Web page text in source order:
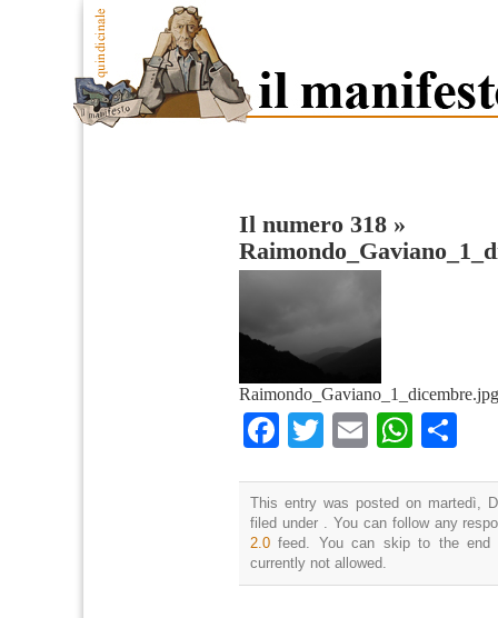
Il numero 318 »
Raimondo_Gaviano_1_dicembre.jpg
Facebook
TwitterEmail
This entry was posted on martedì,
filed under . You can follow any
2.0 feed. You can skip to the end
currently not allowed.